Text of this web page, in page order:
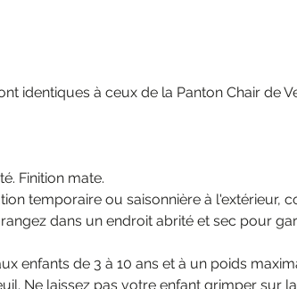
identiques à ceux de la Panton Chair de
Finition mate.
temporaire ou saisonnière à l'extérieur,
dans un endroit abrité et sec pour
enfants de 3 à 10 ans et à un poids
Ne laissez pas votre enfant grimper sur